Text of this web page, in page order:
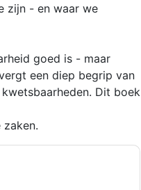
zijn - en waar we
goed is - maar
een diep begrip van
Dit boek